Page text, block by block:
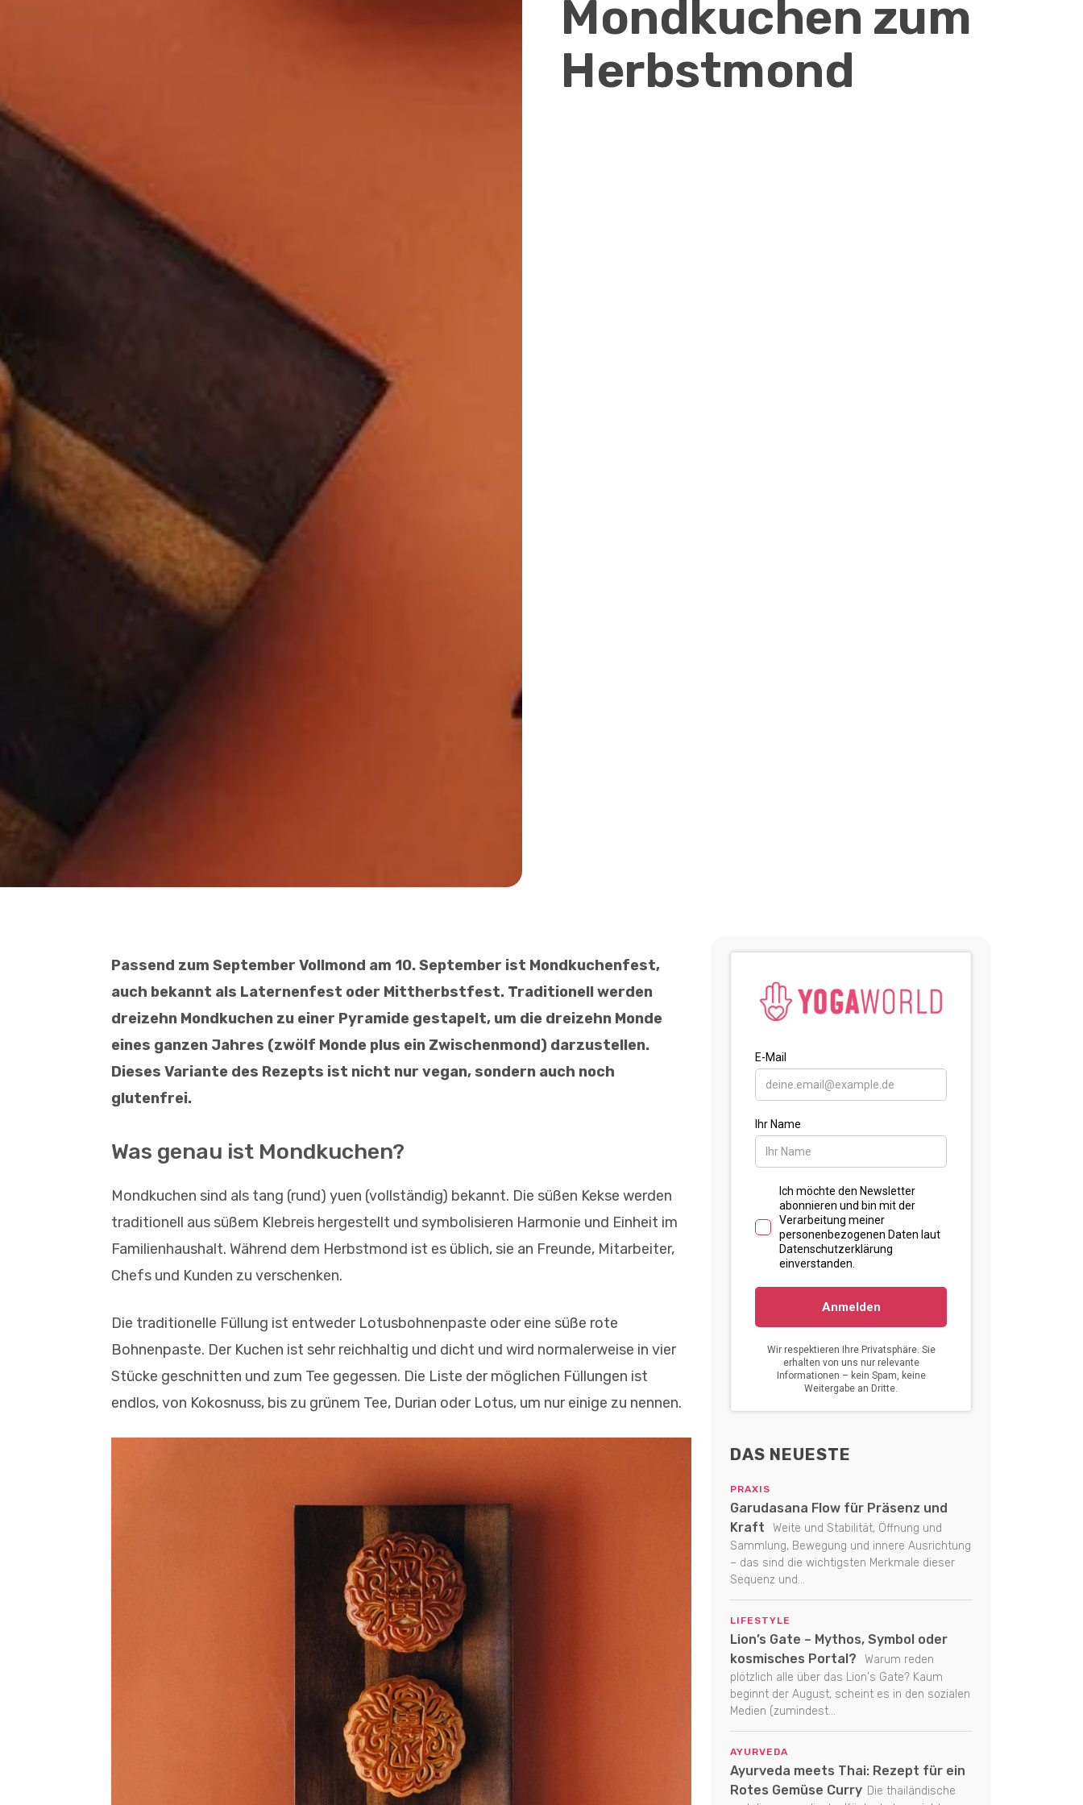
Mondkuchen zum
Herbstmond
Passend zum September Vollmond am 10. September ist Mondkuchenfest,
auch bekannt als Laternenfest oder Mittherbstfest. Traditionell werden
dreizehn Mondkuchen zu einer Pyramide gestapelt, um die dreizehn Monde
eines ganzen Jahres (zwölf Monde plus ein Zwischenmond) darzustellen.
Dieses Variante des Rezepts ist nicht nur vegan, sondern auch noch
glutenfrei.
Was genau ist Mondkuchen?
Mondkuchen sind als tang (rund) yuen (vollständig) bekannt. Die süßen Kekse werden
traditionell aus süßem Klebreis hergestellt und symbolisieren Harmonie und Einheit im
Familienhaushalt. Während dem Herbstmond ist es üblich, sie an Freunde, Mitarbeiter,
Chefs und Kunden zu verschenken.
Die traditionelle Füllung ist entweder Lotusbohnenpaste oder eine süße rote
Bohnenpaste. Der Kuchen ist sehr reichhaltig und dicht und wird normalerweise in vier
Stücke geschnitten und zum Tee gegessen. Die Liste der möglichen Füllungen ist
endlos, von Kokosnuss, bis zu grünem Tee, Durian oder Lotus, um nur einige zu nennen.
DAS NEUESTE
PRAXIS
Garudasana Flow für Präsenz und
Kraft
Weite und Stabilität, Öffnung und
Sammlung, Bewegung und innere Ausrichtung
– das sind die wichtigsten Merkmale dieser
Sequenz und...
LIFESTYLE
Lion’s Gate – Mythos, Symbol oder
kosmisches Portal?
Warum reden
plötzlich alle über das Lion's Gate? Kaum
beginnt der August, scheint es in den sozialen
Medien (zumindest...
AYURVEDA
Ayurveda meets Thai: Rezept für ein
Rotes Gemüse Curry Die thailändische